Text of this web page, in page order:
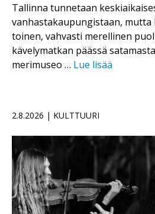
Tallinna tunnetaan
vanhastakaupungistaan, mutta
toinen, vahvasti merellinen
kävelymatkan päässä
merimuseo … Lue lisää
2.8.2026 | KULTTUURI